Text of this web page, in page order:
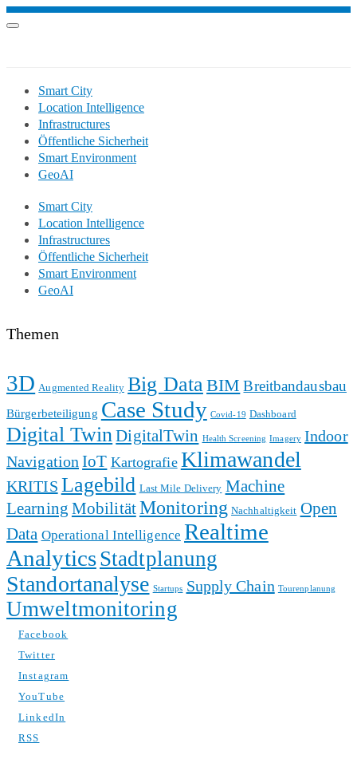
Smart City
Location Intelligence
Infrastructures
Öffentliche Sicherheit
Smart Environment
GeoAI
Smart City
Location Intelligence
Infrastructures
Öffentliche Sicherheit
Smart Environment
GeoAI
Themen
3D Augmented Reality Big Data BIM Breitbandausbau
Bürgerbeteiligung Case Study Covid-19 Dashboard
Digital Twin DigitalTwin Health Screening Imagery Indoor
Navigation IoT Kartografie Klimawandel
KRITIS Lagebild Last Mile Delivery Machine
Learning MobilitätMonitoring Nachhaltigkeit Open
Data Operational Intelligence Realtime
AnalyticsStadtplanung
Standortanalyse Startups Supply Chain Tourenplanung
Umweltmonitoring
Facebook
Twitter
Instagram
YouTube
LinkedIn
RSS